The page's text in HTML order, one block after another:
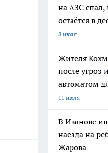
на АЗС
остаётся в
8 июля
Жителя
после угроз
автоматом
11 июля
В Иванове
наезда на
Жарова